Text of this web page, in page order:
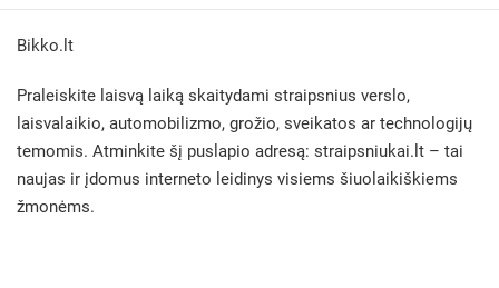
Bikko.lt
Praleiskite laisvą laiką skaitydami straipsnius verslo,
laisvalaikio, automobilizmo, grožio, sveikatos ar technologijų
temomis. Atminkite šį puslapio adresą: straipsniukai.lt – tai
naujas ir įdomus interneto leidinys visiems šiuolaikiškiems
žmonėms.